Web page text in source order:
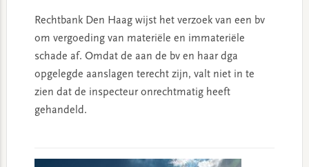
Rechtbank Den Haag wijst het verzoek van een bv
om vergoeding van materiële en immateriële
schade af. Omdat de aan de bv en haar dga
opgelegde aanslagen terecht zijn, valt niet in te
zien dat de inspecteur onrechtmatig heeft
gehandeld.